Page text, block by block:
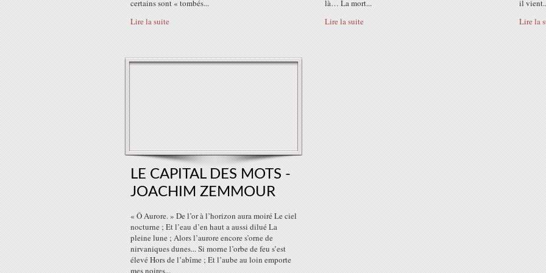
certains sont « tombés...
Lire la suite
là… La mort...
Lire la suite
il
Lire la
LE CAPITAL DES MOTS -
JOACHIM ZEMMOUR
« Ô Aurore. » De l’or à l’horizon aura moiré Le ciel
nocturne ; Et l’eau d’en haut a aussi dilué La
pleine lune ; Alors l’aurore encore s’orne de
nirvaniques dunes... Si morne l’orbe de feu s’est
élevé Hors de l’abîme ; Et l’aube au loin emporte
mes noires...